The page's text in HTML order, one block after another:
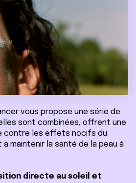
vous propose une série de
sont combinées, offrent une
contre les effets nocifs du
maintenir la santé de la peau à
directe au soleil et